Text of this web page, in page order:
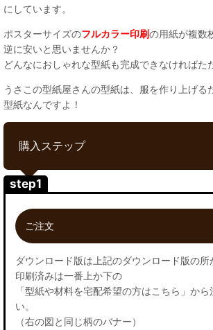
にしています。
ポスターサイズのフルカラー印刷の用紙が複数
逆に安いと思いませんか？
どんなにおしゃれな型紙も完成できなければた
うさこの型紙屋さんの型紙は、服を作り上げる
型紙なんですよ！
購入ステップ
step1
ご注文
ダウンロード版は上記のダウンロード版の所
印刷済みは一番上か下の
「型紙や材料を宅配希望の方はこちら」から
い。
（右の図と同じ柄のバナー）